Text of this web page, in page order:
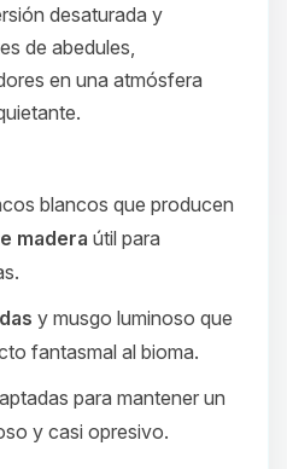
desaturada y
de abedules,
en una atmósfera
blancos que producen
madera útil para
y musgo luminoso que
fantasmal al bioma.
para mantener un
y casi opresivo.